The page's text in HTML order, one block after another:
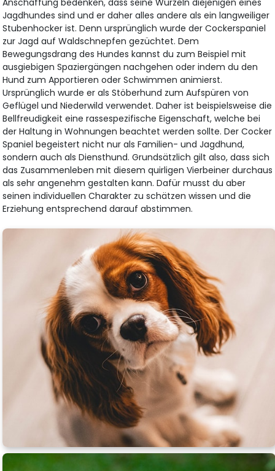
Anschaffung bedenken, dass seine Wurzeln diejenigen eines
Jagdhundes sind und er daher alles andere als ein langweiliger
Stubenhocker ist. Denn ursprünglich wurde der Cockerspaniel
zur Jagd auf Waldschnepfen gezüchtet. Dem
Bewegungsdrang des Hundes kannst du zum Beispiel mit
ausgiebigen Spaziergängen nachgehen oder indem du den
Hund zum Apportieren oder Schwimmen animierst.
Ursprünglich wurde er als Stöberhund zum Aufspüren von
Geflügel und Niederwild verwendet. Daher ist beispielsweise die
Bellfreudigkeit eine rassespezifische Eigenschaft, welche bei
der Haltung in Wohnungen beachtet werden sollte. Der Cocker
Spaniel begeistert nicht nur als Familien- und Jagdhund,
sondern auch als Diensthund. Grundsätzlich gilt also, dass sich
das Zusammenleben mit diesem quirligen Vierbeiner durchaus
als sehr angenehm gestalten kann. Dafür musst du aber
seinen individuellen Charakter zu schätzen wissen und die
Erziehung entsprechend darauf abstimmen.